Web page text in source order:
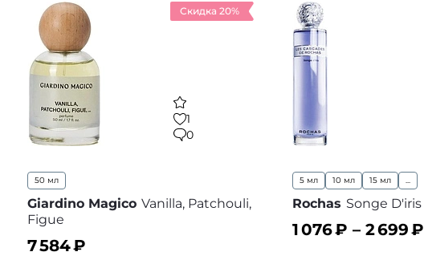
Скидка 20%
1
0
50 мл
Giardino Magico Vanilla, Patchouli,
Figue
7 584₽
5 мл 10 мл 15 мл ...
Rochas Songe D'iris
1 076₽ – 2 699₽